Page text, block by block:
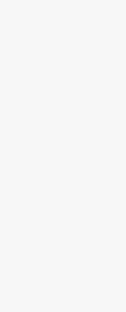
जा रहा,
सीतारमण
Z को
ईमानदार